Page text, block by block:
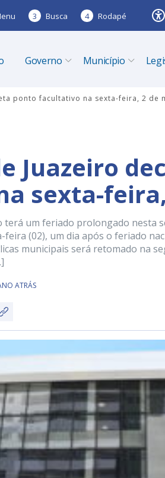
3 Busca 4 Rodapé
Governo Município
ponto facultativo na sexta-feira, 2 de
Juazeiro
sexta-
terá um feriado prolongado nesta
(02), um dia após o feriado
municipais será retomado na
ATRÁS